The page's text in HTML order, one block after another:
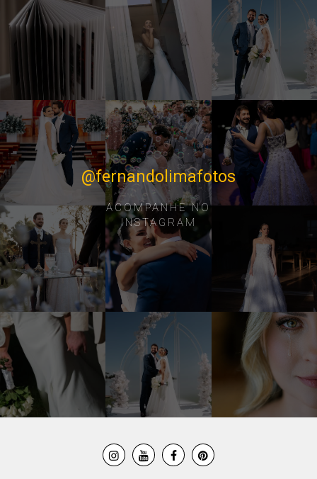
@fernandolimafotos
ACOMPANHE NO
INSTAGRAM